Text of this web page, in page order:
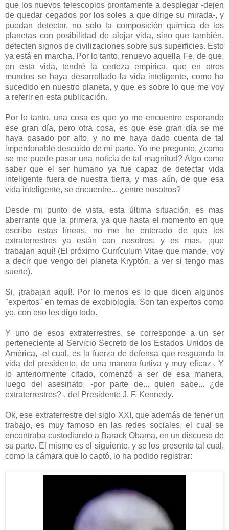
que los nuevos telescopios prontamente a desplegar -dejen
de quedar cegados por los soles a que dirige su mirada-, y
puedan detectar, no solo la composición química de los
planetas con posibilidad de alojar vida, sino que también,
detecten signos de civilizaciones sobre sus superficies. Esto
ya está en marcha. Por lo tanto, renuevo aquella Fe, de que,
en esta vida, tendré la certeza empírica, que en otros
mundos se haya desarrollado la vida inteligente, como ha
sucedido en nuestro planeta, y que es sobre lo que me voy
a referir en esta publicación.
Por lo tanto, una cosa es que yo me encuentre esperando
ese gran día, pero otra cosa, es que ese gran día se me
haya pasado por alto, y no me haya dado cuenta de tal
imperdonable descuido de mi parte. Yo me pregunto, ¿como
se me puede pasar una noticia de tal magnitud? Algo como
saber que el ser humano ya fue capaz de detectar vida
inteligente fuera de nuestra tierra, y mas aún, de que esa
vida inteligente, se encuentre... ¿entre nosotros?
Desde mi punto de vista, esta última situación, es mas
aberrante que la primera, ya que hasta el momento en que
escribo estas líneas, no me he enterado de que los
extraterrestres ya están con nosotros, y es mas, ¡que
trabajan aquí! (El próximo Currículum Vitae que mande, voy
a decir que vengo del planeta Kryptón, a ver si tengo mas
suerte).
Si, ¡trabajan aquí!. Por lo menos es lo que dicen algunos
"expertos" en temas de exobiología. Son tan expertos como
yo, con eso les digo todo.
Y uno de esos extraterrestres, se corresponde a un ser
perteneciente al Servicio Secreto de los Estados Unidos de
América, -el cual, es la fuerza de defensa que resguarda la
vida del presidente, de una manera furtiva y muy eficaz-. Y
lo anteriormente citado, comenzó a ser de esa manera,
luego del asesinato, -por parte de... quien sabe... ¿de
extraterrestres?-, del Presidente J. F. Kennedy.
Ok, ese extraterrestre del siglo XXI, que además de tener un
trabajo, es muy famoso en las redes sociales, el cual se
encontraba custodiando a Barack Obama, en un discurso de
su parte. El mismo es el siguiente, y se los presento tal cual,
como la cámara que lo captó, lo ha podido registrar: